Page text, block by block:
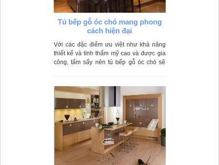
Tủ bếp gỗ óc chó mang phong
cách hiện đại
Với các đặc điểm ưu việt như khả năng
thiết kế và tính thẩm mỹ cao và được gia
công, tẩm sấy nên tủ bếp gỗ óc chó sẽ